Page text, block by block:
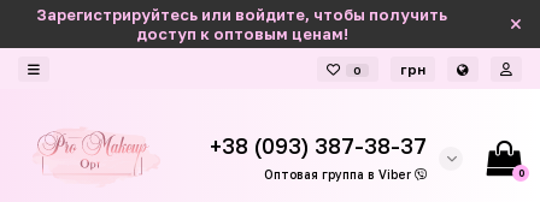
Зарегистрируйтесь или войдите, чтобы получить
доступ к оптовым ценам!
0 грн
+38 (093) 387-38-37
Оптовая группа в Viber 0